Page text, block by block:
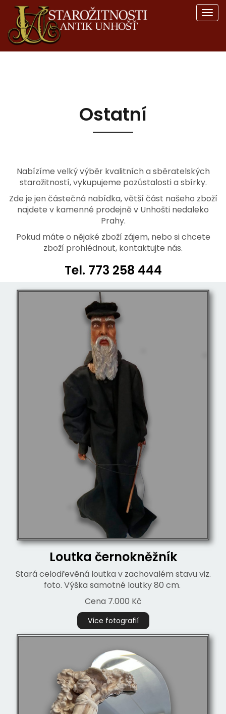
Ostatní
Nabízíme velký výběr kvalitních a sběratelských
starožitností, vykupujeme pozůstalosti a sbírky.
Zde je jen částečná nabídka, větší část našeho zboží
najdete v kamenné prodejně v Unhošti nedaleko
Prahy.
Pokud máte o nějaké zboží zájem, nebo si chcete
zboží prohlédnout, kontaktujte nás.
Tel. 773 258 444
Loutka černokněžník
Stará celodřevěná loutka v zachovalém stavu viz.
foto. Výška samotné loutky 80 cm.
Cena 7.000 Kč
Více fotografií